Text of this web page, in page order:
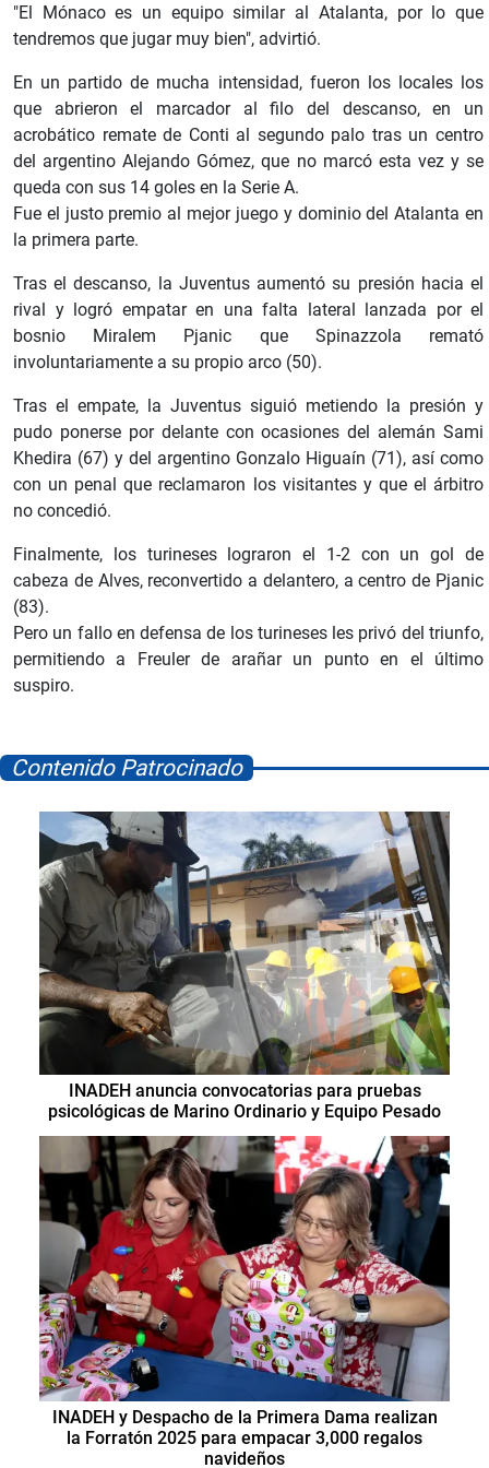
"El Mónaco es un equipo similar al Atalanta, por lo que
tendremos que jugar muy bien", advirtió.
En un partido de mucha intensidad, fueron los locales los
que abrieron el marcador al filo del descanso, en un
acrobático remate de Conti al segundo palo tras un centro
del argentino Alejando Gómez, que no marcó esta vez y se
queda con sus 14 goles en la Serie A.
Fue el justo premio al mejor juego y dominio del Atalanta en
la primera parte.
Tras el descanso, la Juventus aumentó su presión hacia el
rival y logró empatar en una falta lateral lanzada por el
bosnio Miralem Pjanic que Spinazzola remató
involuntariamente a su propio arco (50).
Tras el empate, la Juventus siguió metiendo la presión y
pudo ponerse por delante con ocasiones del alemán Sami
Khedira (67) y del argentino Gonzalo Higuaín (71), así como
con un penal que reclamaron los visitantes y que el árbitro
no concedió.
Finalmente, los turineses lograron el 1-2 con un gol de
cabeza de Alves, reconvertido a delantero, a centro de Pjanic
(83).
Pero un fallo en defensa de los turineses les privó del triunfo,
permitiendo a Freuler de arañar un punto en el último
suspiro.
Contenido Patrocinado
INADEH anuncia convocatorias para pruebas
psicológicas de Marino Ordinario y Equipo Pesado
INADEH y Despacho de la Primera Dama realizan
la Forratón 2025 para empacar 3,000 regalos
navideños